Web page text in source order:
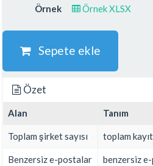
Örnek Örnek XLSX
Sepete ekle
Özet
Alan Tanım
Toplam şirket sayısı toplam
Benzersiz e-postalar benzersiz